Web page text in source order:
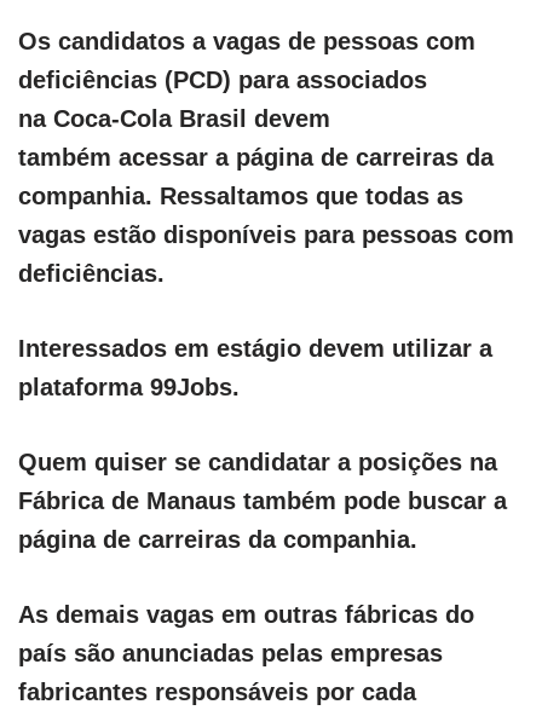
Os candidatos a vagas de pessoas com
deficiências (PCD) para associados
na Coca-Cola Brasil devem
também acessar a página de carreiras da
companhia. Ressaltamos que todas as
vagas estão disponíveis para pessoas com
deficiências.
Interessados em estágio devem utilizar a
plataforma 99Jobs.
Quem quiser se candidatar a posições na
Fábrica de Manaus também pode buscar a
página de carreiras da companhia.
As demais vagas em outras fábricas do
país são anunciadas pelas empresas
fabricantes responsáveis por cada